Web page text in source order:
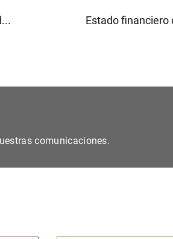
Estado financiero
comunicaciones.